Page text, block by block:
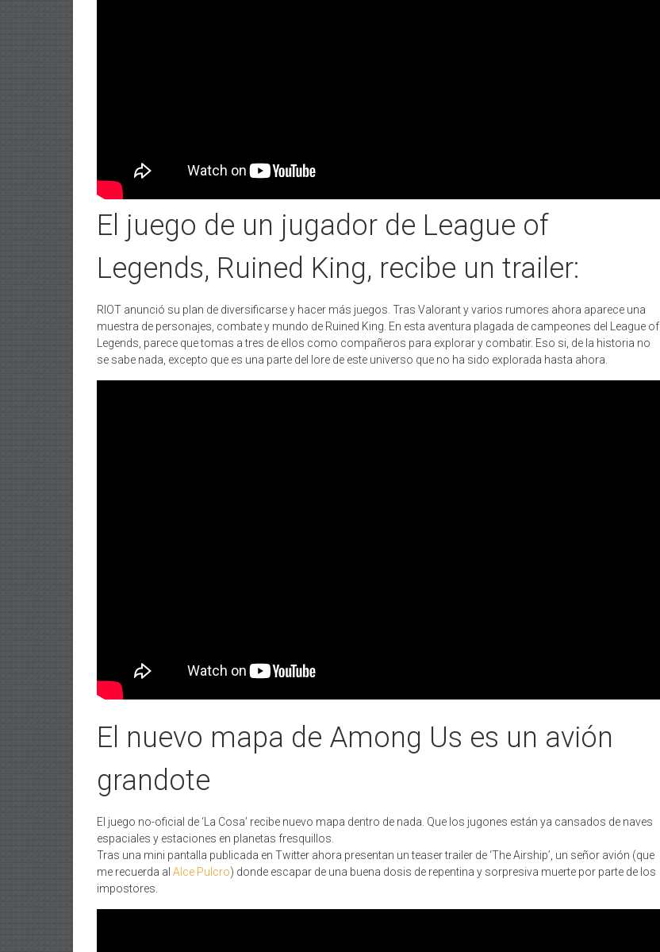
El juego de un jugador de League of
Legends, Ruined King, recibe un trailer:
RIOT anunció su plan de diversificarse y hacer más juegos. Tras Valorant y varios rumores ahora aparece una
muestra de personajes, combate y mundo de Ruined King. En esta aventura plagada de campeones del League of
Legends, parece que tomas a tres de ellos como compañeros para explorar y combatir. Eso si, de la historia no
se sabe nada, excepto que es una parte del lore de este universo que no ha sido explorada hasta ahora.
El nuevo mapa de Among Us es un avión
grandote
El juego no-oficial de ‘La Cosa’ recibe nuevo mapa dentro de nada. Que los jugones están ya cansados de naves
espaciales y estaciones en planetas fresquillos.
Tras una mini pantalla publicada en Twitter ahora presentan un teaser trailer de ‘The Airship’, un señor avión (que
me recuerda al Alce Pulcro) donde escapar de una buena dosis de repentina y sorpresiva muerte por parte de los
impostores.